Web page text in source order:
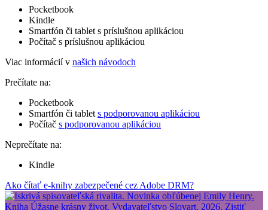
Pocketbook
Kindle
Smartfón či tablet s príslušnou aplikáciou
Počítač s príslušnou aplikáciou
Viac informácií v našich návodoch
Prečítate na:
Pocketbook
Smartfón či tablet s podporovanou aplikáciou
Počítač s podporovanou aplikáciou
Neprečítate na:
Kindle
Ako čítať e-knihy zabezpečené cez Adobe DRM?